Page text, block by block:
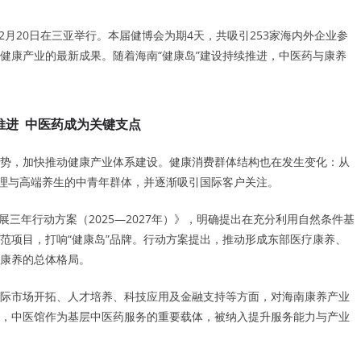
20日在三亚举行。本届健博会为期4天，共吸引253家海内外企业参
产业的最新成果。随着海南“健康岛”建设持续推进，中医药与康养
进 中医药成为关键支点
，加快推动健康产业体系建设。健康消费群体结构也在发生变化：从
高端养生的中青年群体，并逐渐吸引国际客户关注。
三年行动方案（2025—2027年）》，明确提出在充分利用自然条件基
目，打响“健康岛”品牌。行动方案提出，推动形成东部医疗康养、
养的总体格局。
市场开拓、人才培养、科技应用及金融支持等方面，对海南康养产业
中医馆作为基层中医药服务的重要载体，被纳入提升服务能力与产业